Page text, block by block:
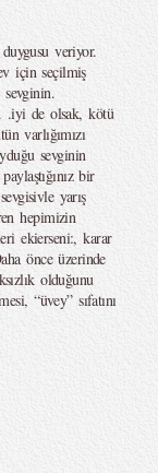
veriyor.
için seçilmiş
.iyi de olsak, kötü
varlığımızı
sevginin
bir
yarış
hepimizin
ekierseni:, karar
önce üzerinde
olduğunu
“üvey” sıfatını